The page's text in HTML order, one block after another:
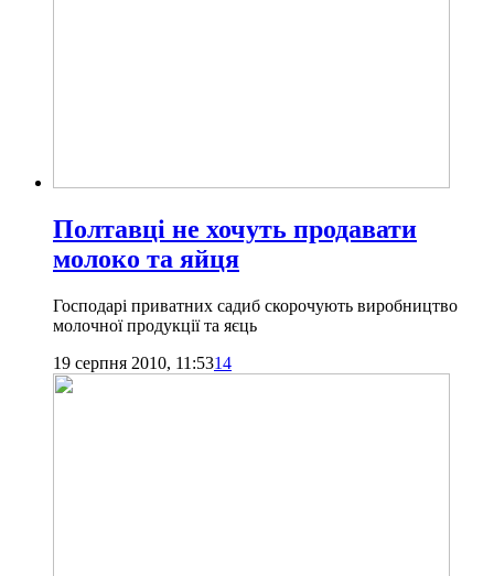
Полтавці не хочуть продавати
молоко та яйця
Господарі приватних садиб скорочують виробництво
молочної продукції та яєць
19 серпня 2010, 11:5314